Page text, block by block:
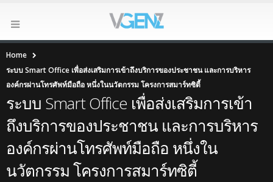
Home
ระบบ Smart Office เพื่อส่งเสริมการเข้าถึงบริการของประชาชน และการบริหาร
องค์กรผ่านโทรศัพท์มือถือ หนึ่งในนวัตกรรม โครงการสมาร์ทซิตี้
ระบบ Smart Office เพื่อส่งเสริมการเข้า
ถึงบริการของประชาชน และการบริหาร
องค์กรผ่านโทรศัพท์มือถือ หนึ่งใน
นวัตกรรม โครงการสมาร์ทซิตี้